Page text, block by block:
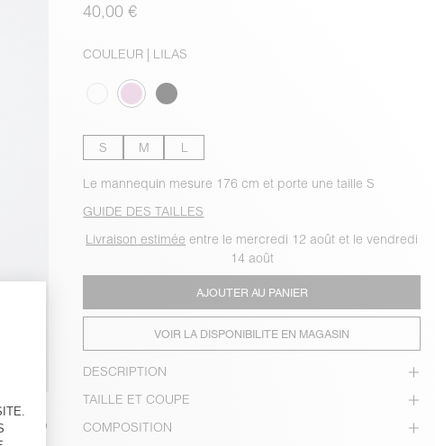
40,00 €
COULEUR | LILAS
S M L
Le mannequin mesure 176 cm et porte une taille S
GUIDE DES TAILLES
Livraison estimée entre le mercredi 12 août et le vendredi
14 août
AJOUTER AU PANIER
VOIR LA DISPONIBILITE EN MAGASIN
DESCRIPTION
TAILLE ET COUPE
COMPOSITION